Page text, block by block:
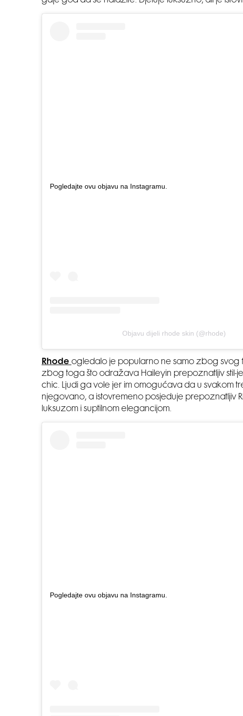
Pogledajte ovu objavu na Instagramu.
Objavu dijeli rhode skin (@rhode)
Rhode ogledalo je popularno ne samo zbog svog
zbog toga što odražava Haileyin prepoznatljiv stil-
chic. Ljudi ga vole jer im omogućava da u svakom
njegovano, a istovremeno posjeduje prepoznatljiv
luksuzom i suptilnom elegancijom.
Pogledajte ovu objavu na Instagramu.